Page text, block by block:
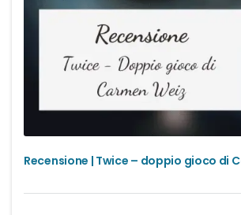
Recensione | Twice – doppio gioco di